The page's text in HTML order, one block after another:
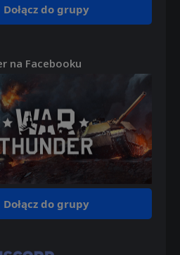
Dołącz do grupy
na Facebooku
Dołącz do grupy